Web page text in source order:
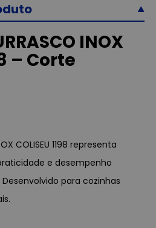
INOX
– Corte
COLISEU 1198 representa
e desempenho
para cozinhas